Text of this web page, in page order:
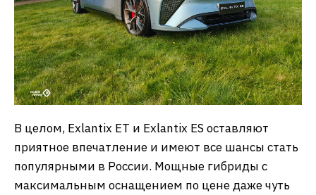
В целом, Exlantix ET и Exlantix ES оставляют
приятное впечатление и имеют все шансы стать
популярными в России. Мощные гибриды с
максимальным оснащением по цене даже чуть